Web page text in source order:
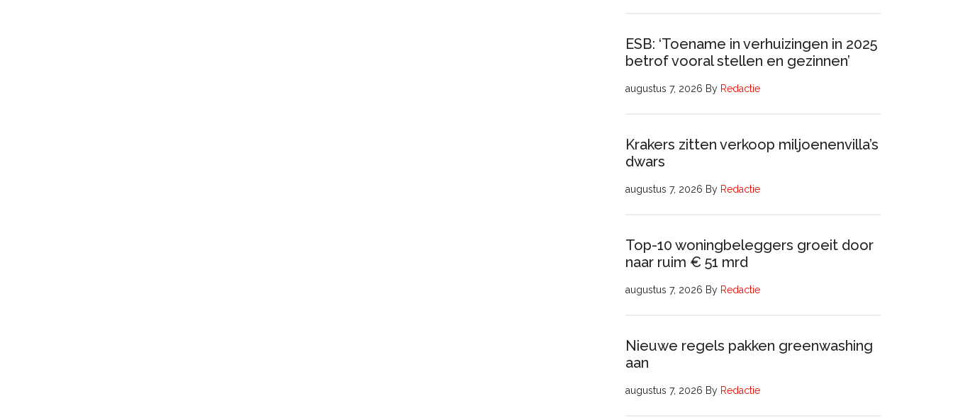
ESB: ‘Toename in verhuizingen in 2025
betrof vooral stellen en gezinnen’
augustus 7, 2026 By Redactie
Krakers zitten verkoop miljoenenvilla’s
dwars
augustus 7, 2026 By Redactie
Top-10 woningbeleggers groeit door
naar ruim € 51 mrd
augustus 7, 2026 By Redactie
Nieuwe regels pakken greenwashing
aan
augustus 7, 2026 By Redactie